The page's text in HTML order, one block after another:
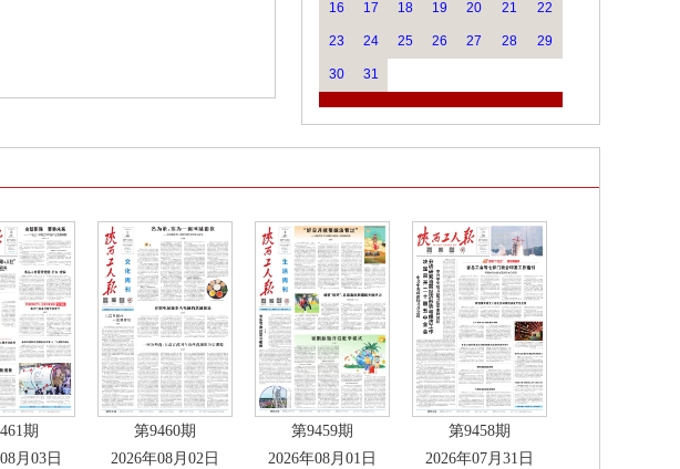
16 17 18 19 20 21 22
23 24 25 26 27 28 29
30 31
期
月03日
第9460期
2026年08月02日
第9459期
2026年08月01日
第9458期
2026年07月31日